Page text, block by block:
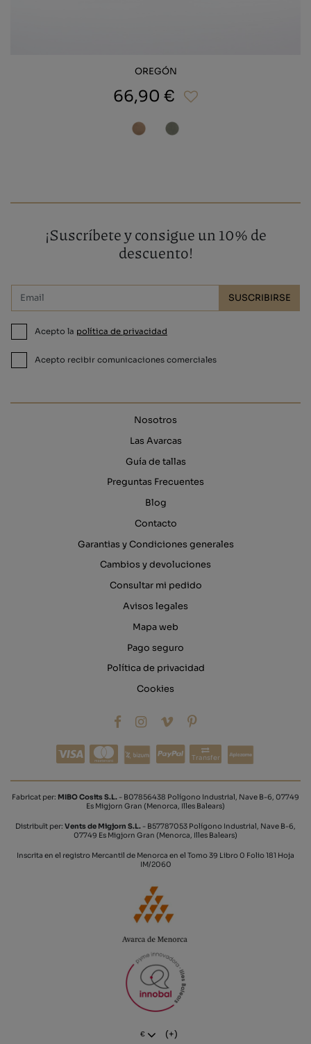
OREGÓN
66,90 €
¡Suscríbete y consigue un 10% de
descuento!
SUSCRIBIRSE
Acepto la política de privacidad
Acepto recibir comunicaciones comerciales
Nosotros
Las Avarcas
Guía de tallas
Preguntas Frecuentes
Blog
Contacto
Garantias y Condiciones generales
Cambios y devoluciones
Consultar mi pedido
Avisos legales
Mapa web
Pago seguro
Política de privacidad
Cookies
Transfer
Fabricat per: MIBO Cosits S.L. - B07856438 Polígono Industrial, Nave B-6, 07749
Es Migjorn Gran (Menorca, Illes Balears)
Distribuït per: Vents de Migjorn S.L. - B57787053 Polígono Industrial, Nave B-6,
07749 Es Migjorn Gran (Menorca, Illes Balears)
Inscrita en el registro Mercantil de Menorca en el Tomo 39 Libro 0 Folio 181 Hoja
IM/2060
€ (+)